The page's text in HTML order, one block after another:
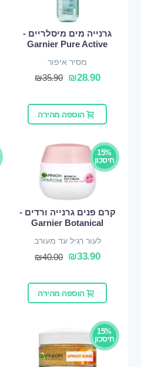
גרנייה מים מיסלריים -
Garnier Pure Active
מסיר איפור
₪28.90
₪35.90
הוספה מהירה
15%
חיסכון
קרם פנים גרנייה ורדים -
Garnier Botanical
לעור רגיל עד מעורב
₪33.90
₪40.00
הוספה מהירה
15%
חיסכון